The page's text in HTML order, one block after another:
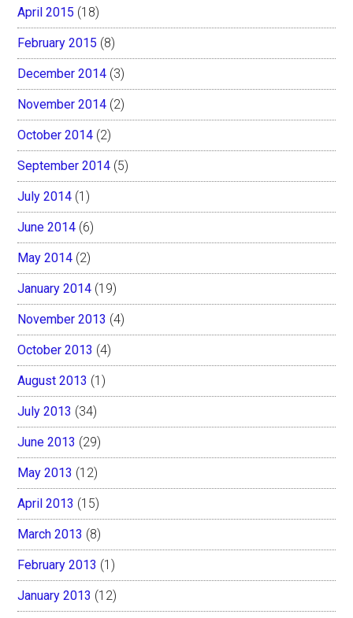
April 2015 (18)
February 2015 (8)
December 2014 (3)
November 2014 (2)
October 2014 (2)
September 2014 (5)
July 2014 (1)
June 2014 (6)
May 2014 (2)
January 2014 (19)
November 2013 (4)
October 2013 (4)
August 2013 (1)
July 2013 (34)
June 2013 (29)
May 2013 (12)
April 2013 (15)
March 2013 (8)
February 2013 (1)
January 2013 (12)